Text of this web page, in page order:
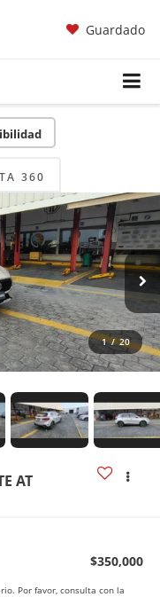
Guardado
360
1 / 20
AT
$350,000
Por favor, consulta con la